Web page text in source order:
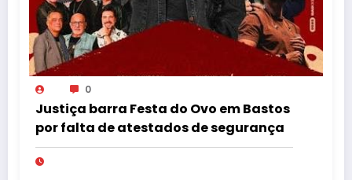
0
Justiça barra Festa do Ovo em Bastos
por falta de atestados de segurança